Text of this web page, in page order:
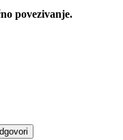
povezivanje.